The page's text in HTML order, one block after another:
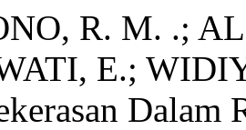
R. M. .;
E.;
Dalam